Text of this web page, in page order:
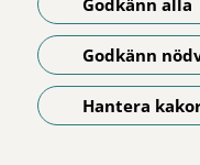
Godkänn alla
Godkänn
Hantera
sjukvård i Region Stockholms
Illustrationerna på
är tagna av Yanan Li, om
Om webbplatsen